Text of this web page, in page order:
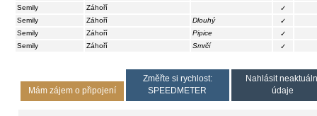
Semily
Záhoří
✓
Semily
Záhoří Dlouhý
✓
Semily
Záhoří Pipice
✓
Semily
Záhoří Smrčí ✓
Mám zájem o připojení
Změřte si rychlost:
SPEEDMETER
Nahlásit
údaje